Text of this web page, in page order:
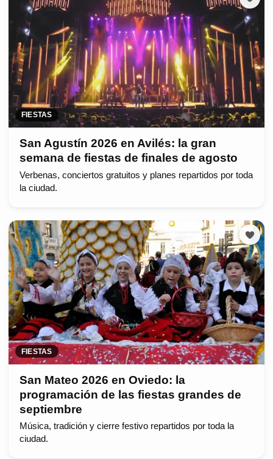
FIESTAS
San Agustín 2026 en Avilés: la gran
semana de fiestas de finales de agosto
Verbenas, conciertos gratuitos y planes repartidos por toda
la ciudad.
FIESTAS
San Mateo 2026 en Oviedo: la
programación de las fiestas grandes de
septiembre
Música, tradición y cierre festivo repartidos por toda la
ciudad.